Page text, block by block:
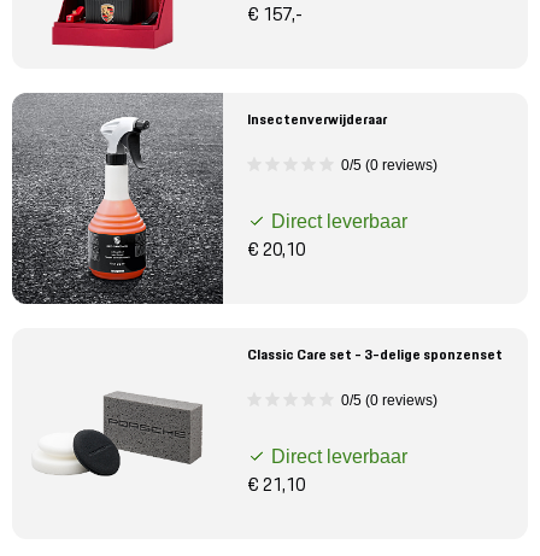
€ 157,-
Insectenverwijderaar
0/5 (0 reviews)
Direct leverbaar
€ 20,10
Classic Care set - 3-delige sponzenset
0/5 (0 reviews)
Direct leverbaar
€ 21,10